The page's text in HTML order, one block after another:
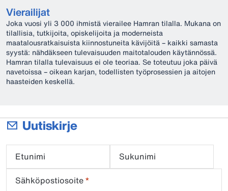
Vierailijat
Joka vuosi yli 3 000 ihmistä vierailee Hamran tilalla. Mukana on
tilallisia, tutkijoita, opiskelijoita ja moderneista
maatalousratkaisuista kiinnostuneita kävijöitä – kaikki samasta
syystä: nähdäkseen tulevaisuuden maitotalouden käytännössä.
Hamran tilalla tulevaisuus ei ole teoriaa. Se toteutuu joka päivä
navetoissa – oikean karjan, todellisten työprosessien ja aitojen
haasteiden keskellä.
Uutiskirje
Etunimi
Sukunimi
Sähköpostiosoite*